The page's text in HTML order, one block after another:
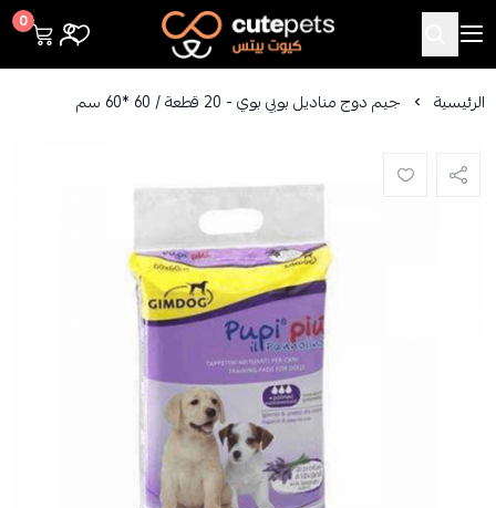
Cutepets
0
الرئيسية جيم دوج مناديل بوبي بوي - 20 قطعة / 60 *60 سم